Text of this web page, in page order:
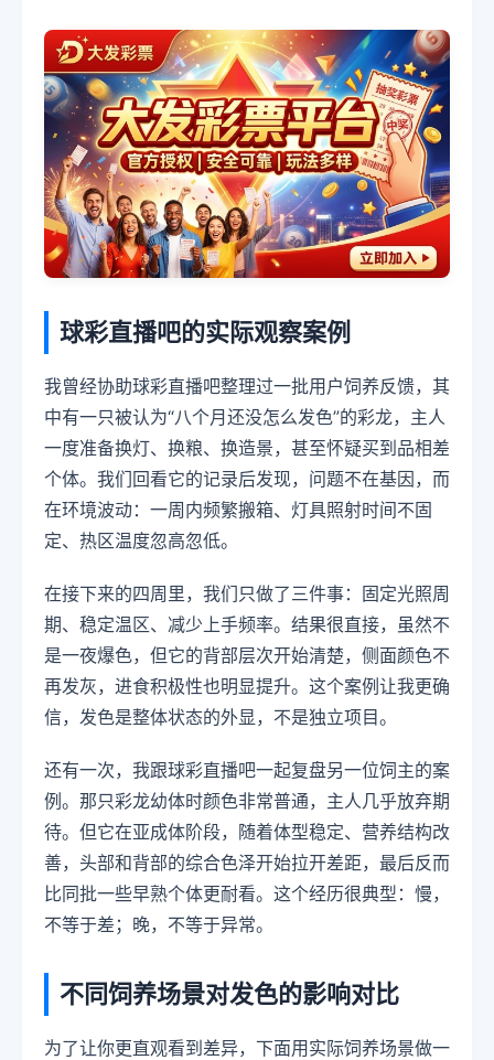
球彩直播吧的实际观察案例
我曾经协助球彩直播吧整理过一批用户饲养反馈，其
中有一只被认为“八个月还没怎么发色”的彩龙，主人
一度准备换灯、换粮、换造景，甚至怀疑买到品相差
个体。我们回看它的记录后发现，问题不在基因，而
在环境波动：一周内频繁搬箱、灯具照射时间不固
定、热区温度忽高忽低。
在接下来的四周里，我们只做了三件事：固定光照周
期、稳定温区、减少上手频率。结果很直接，虽然不
是一夜爆色，但它的背部层次开始清楚，侧面颜色不
再发灰，进食积极性也明显提升。这个案例让我更确
信，发色是整体状态的外显，不是独立项目。
还有一次，我跟球彩直播吧一起复盘另一位饲主的案
例。那只彩龙幼体时颜色非常普通，主人几乎放弃期
待。但它在亚成体阶段，随着体型稳定、营养结构改
善，头部和背部的综合色泽开始拉开差距，最后反而
比同批一些早熟个体更耐看。这个经历很典型：慢，
不等于差；晚，不等于异常。
不同饲养场景对发色的影响对比
为了让你更直观看到差异，下面用实际饲养场景做一